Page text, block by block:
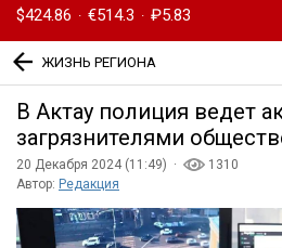
$424.86 · €514.3 · ₽5.83
ЖИЗНЬ РЕГИОНА
В Актау полиция ведет
загрязнителями
20 Декабря 2024 (11:49) ·
1310
Автор: Редакция